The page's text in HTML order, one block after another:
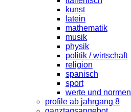
kunst
latein
mathematik
musik
physik
politik / wirtschaft
religion
spanisch
sport
werte und normen
profile ab jahrgang 8